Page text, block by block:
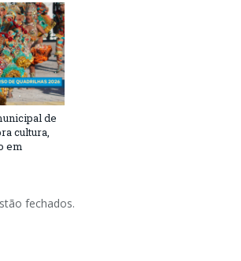
de
cultura,
em
fechados.